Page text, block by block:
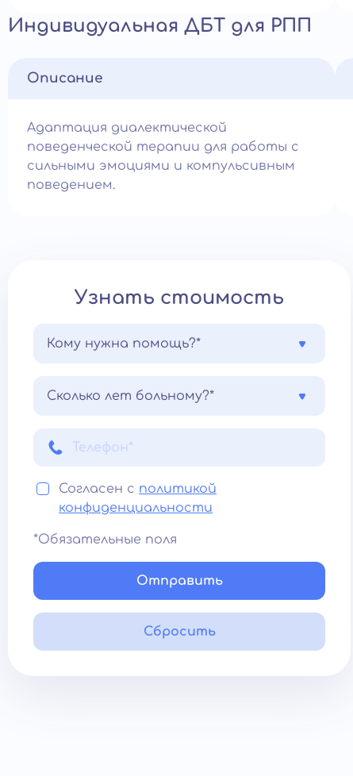
Индивидуальная ДБТ для РПП
Описание
Адаптация диалектической
поведенческой терапии для работы с
сильными эмоциями и компульсивным
поведением.
Узнать стоимость
Кому нужна помощь?*
Сколько лет больному?*
Согласен с политикой
конфиденциальности
*Обязательные поля
Отправить
Сбросить